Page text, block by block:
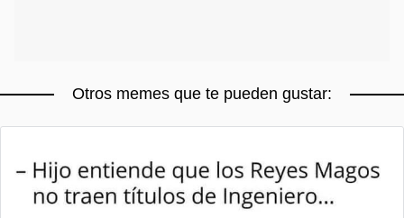
Otros memes que te pueden gustar: